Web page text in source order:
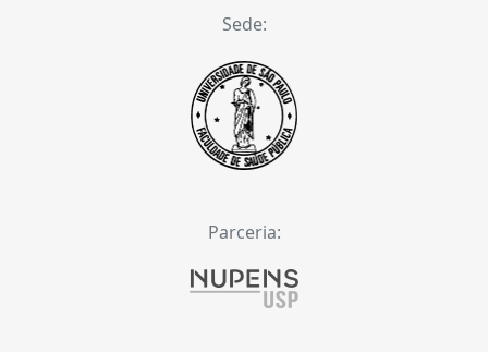
Sede:
Parceria: